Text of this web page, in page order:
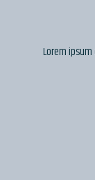
Lorem